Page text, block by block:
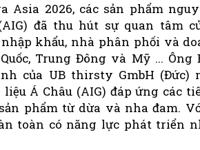
Asia 2026, các sản phẩm
đã thu hút sự quan tâm
khẩu, nhà phân phối và
Trung Đông và Mỹ ... Ông
của UB thirsty GmbH (Đức)
Á Châu (AIG) đáp ứng các
phẩm từ dừa và nha đam.
toàn có năng lực phát triển